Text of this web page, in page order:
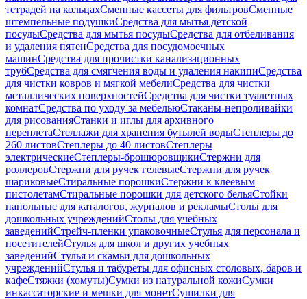
тетрадей на кольцахСменные кассеты для фильтровСменные
штемпельные подушкиСредства для мытья детской
посудыСредства для мытья посудыСредства для отбеливания
и удаления пятенСредства для посудомоечных
машинСредства для прочистки канализационных
трубСредства для смягчения воды и удаления накипиСредства
для чистки ковров и мягкой мебелиСредства для чистки
металлических поверхностейСредства для чистки туалетных
комнатСредства по уходу за мебельюСтаканы-непроливайки
для рисованияСтанки и иглы для архивного
переплетаСтеллажи для хранения бутылей водыСтеплеры до
260 листовСтеплеры до 40 листовСтеплеры
электрическиеСтеплеры-брошюровщикиСтержни для
роллеровСтержни для ручек гелевыеСтержни для ручек
шариковыеСтиральные порошкиСтержни к клеевым
пистолетамСтиральные порошки для детского бельяСтойки
напольные для каталогов, журналов и рекламыСтолы для
дошкольных учрежденийСтолы для учебных
заведенийСтрейч-пленки упаковочныеСтулья для персонала и
посетителейСтулья для школ и других учебных
заведенийСтулья и скамьи для дошкольных
учрежденийСтулья и табуреты для офисных столовых, баров и
кафеСтяжки (хомуты)Сумки из натуральной кожиСумки
инкассаторские и мешки для монетСушилки для